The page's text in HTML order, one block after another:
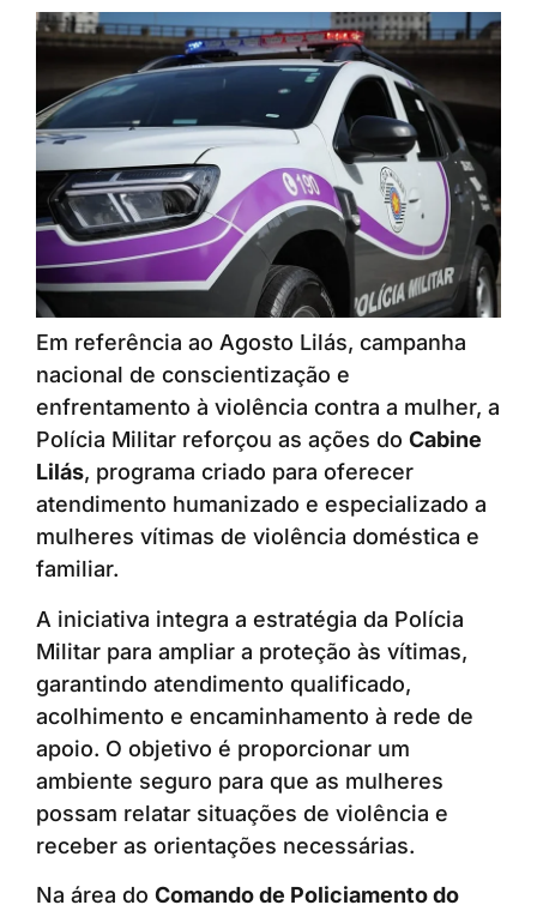
Em referência ao Agosto Lilás, campanha
nacional de conscientização e
enfrentamento à violência contra a mulher, a
Polícia Militar reforçou as ações do Cabine
Lilás, programa criado para oferecer
atendimento humanizado e especializado a
mulheres vítimas de violência doméstica e
familiar.
A iniciativa integra a estratégia da Polícia
Militar para ampliar a proteção às vítimas,
garantindo atendimento qualificado,
acolhimento e encaminhamento à rede de
apoio. O objetivo é proporcionar um
ambiente seguro para que as mulheres
possam relatar situações de violência e
receber as orientações necessárias.
Na área do Comando de Policiamento do